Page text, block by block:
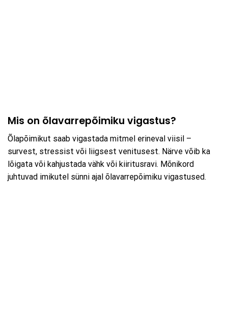
Mis on õlavarrepõimiku vigastus?
Õlapõimikut saab vigastada mitmel erineval viisil –
survest, stressist või liigsest venitusest. Närve võib ka
lõigata või kahjustada vähk või kiiritusravi. Mõnikord
juhtuvad imikutel sünni ajal õlavarrepõimiku vigastused.